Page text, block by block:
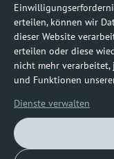
erteilen, können wir
dieser Website
erteilen oder diese
nicht mehr verarbeitet,
und Funktionen
Dienste verwalten
0800